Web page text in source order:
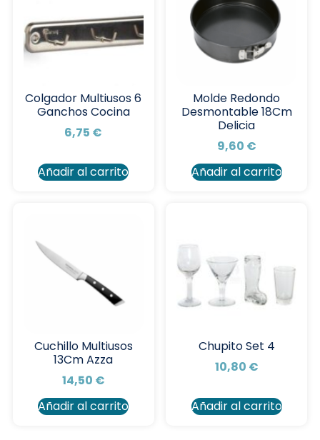
Colgador Multiusos 6
Ganchos Cocina
6,75 €
Añadir al carrito
Molde Redondo
Desmontable 18Cm
Delicia
9,60 €
Añadir al carrito
Cuchillo Multiusos
13Cm Azza
14,50 €
Añadir al carrito
Chupito Set 4
10,80 €
Añadir al carrito